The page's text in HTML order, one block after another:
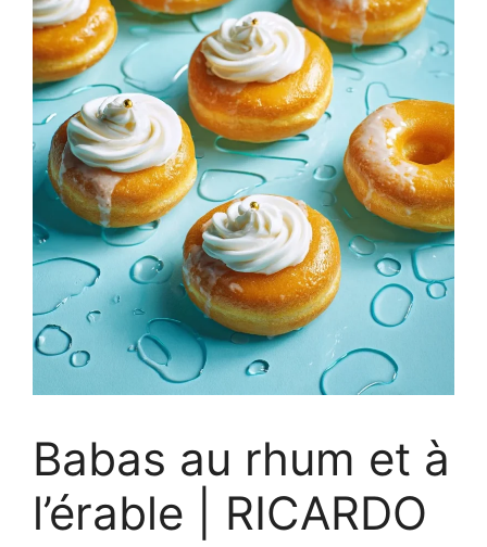
Babas au rhum et à
l’érable | RICARDO